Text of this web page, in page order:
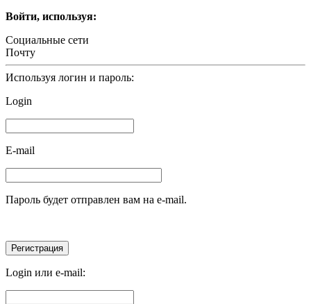
Войти, используя:
Социальные сети
Почту
Используя логин и пароль:
Login
E-mail
Пароль будет отправлен вам на e-mail.
Login или e-mail: